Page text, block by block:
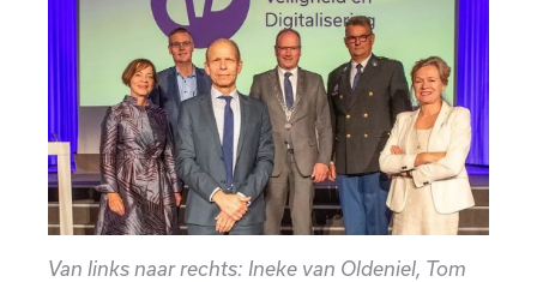
Van links naar rechts: Ineke van Oldeniel, Tom